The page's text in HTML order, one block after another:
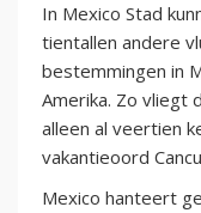
In Mexico Stad
tientallen andere
bestemmingen in
Amerika. Zo vliegt
alleen al veertien
vakantieoord
Mexico hanteert